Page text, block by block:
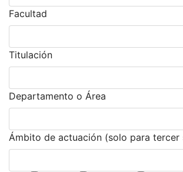
Facultad
Titulación
Departamento o Área
Ámbito de actuación (solo para tercer